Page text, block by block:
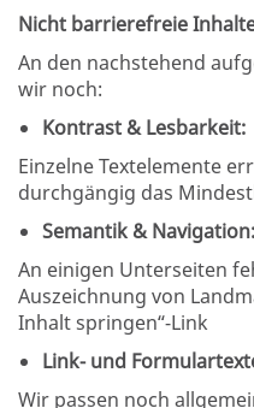
Nicht barrierefreie
An den nachstehend
wir noch:
Kontrast & Lesbarkeit:
Einzelne Textelemente
durchgängig das
Semantik & Navigation:
An einigen Unterseiten
Auszeichnung von
Inhalt springen“-Link
Link- und
Wir passen noch